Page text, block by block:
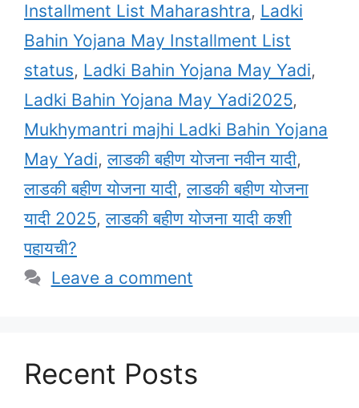
Installment List Maharashtra, Ladki
Bahin Yojana May Installment List
status, Ladki Bahin Yojana May Yadi,
Ladki Bahin Yojana May Yadi2025,
Mukhymantri majhi Ladki Bahin Yojana
May Yadi,लाडकी बहीण योजना नवीन यादी,
लाडकी बहीण योजना यादी,लाडकी बहीण योजना
यादी 2025,लाडकी बहीण योजना यादी कशी
पहायची?
Leave a comment
Recent Posts